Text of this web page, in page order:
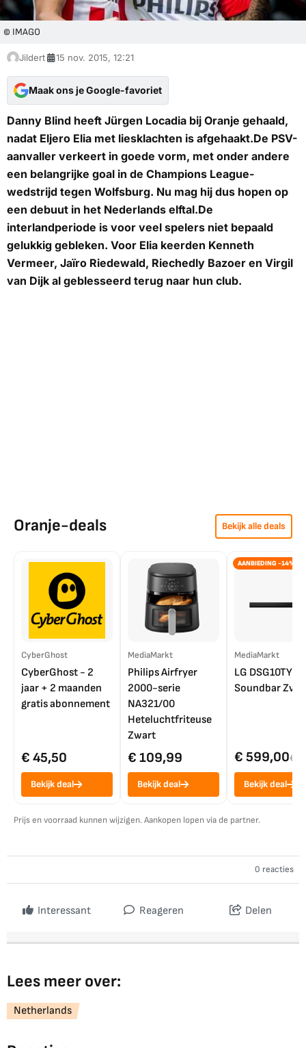
© IMAGO
Jildert 15 nov. 2015, 12:21
Maak ons je Google-favoriet
Danny Blind heeft Jürgen Locadia bij Oranje gehaald,
nadat Eljero Elia met liesklachten is afgehaakt.De PSV-
aanvaller verkeert in goede vorm, met onder andere
een belangrijke goal in de Champions League-
wedstrijd tegen Wolfsburg. Nu mag hij dus hopen op
een debuut in het Nederlands elftal.De
interlandperiode is voor veel spelers niet bepaald
gelukkig gebleken. Voor Elia keerden Kenneth
Vermeer, Jaïro Riedewald, Riechedly Bazoer en Virgil
van Dijk al geblesseerd terug naar hun club.
Oranje-deals Bekijk alle deals
CyberGhost
CyberGhost - 2
jaar + 2 maanden
gratis abonnement
€ 45,50
Bekijk deal
MediaMarkt
Philips Airfryer
2000-serie
NA321/00
Heteluchtfriteuse
Zwart
€ 109,99
Bekijk deal
AANBIEDING -14%
MediaMarkt
LG DSG10TY
Soundbar
€ 599,00€
Bekijk deal
Prijs en voorraad kunnen wijzigen. Aankopen lopen via de partner.
0 reacties
Interessant Reageren Delen
Lees meer over:
Netherlands